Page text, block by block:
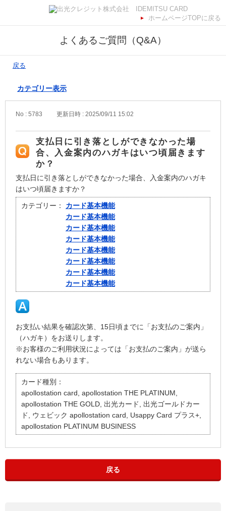
ホームページTOPに戻る
よくあるご質問（Q&A）
戻る
カテゴリー表示
No : 5783 更新日時 : 2025/09/11 15:02
支払日に引き落としができなかった場
合、入金案内のハガキはいつ頃届きます
か？
支払日に引き落としができなかった場合、入金案内のハガキ
はいつ頃届きますか？
カテゴリー：
カード基本機能
カード基本機能
カード基本機能
カード基本機能
カード基本機能
カード基本機能
カード基本機能
カード基本機能
お支払い結果を確認次第、15日頃までに「お支払のご案内」
（ハガキ）をお送りします。
※お客様のご利用状況によっては「お支払のご案内」が送ら
れない場合もあります。
カード種別：
apollostation card, apollostation THE PLATINUM,
apollostation THE GOLD, 出光カード, 出光ゴールドカー
ド, ウェビック apollostation card, Usappy Card プラス+,
apollostation PLATINUM BUSINESS
戻る